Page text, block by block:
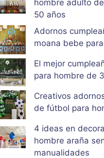
hombre adulto
50 años
Adornos
moana bebe
El mejor
para hombre de
Creativos
de fútbol para
4 ideas en
hombre araña
manualidades